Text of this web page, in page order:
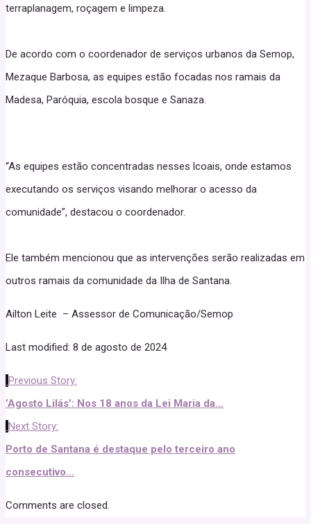
terraplanagem, roçagem e limpeza.
De acordo com o coordenador de serviços urbanos da Semop,
Mezaque Barbosa, as equipes estão focadas nos ramais da
Madesa, Paróquia, escola bosque e Sanaza.
“As equipes estão concentradas nesses lcoais, onde estamos
executando os serviços visando melhorar o acesso da
comunidade”, destacou o coordenador.
Ele também mencionou que as intervenções serão realizadas em
outros ramais da comunidade da Ilha de Santana.
Ailton Leite – Assessor de Comunicação/Semop
Last modified: 8 de agosto de 2024
Previous Story:
’Agosto Lilás’: Nos 18 anos da Lei Maria da...
Next Story:
Porto de Santana é destaque pelo terceiro ano
consecutivo...
Comments are closed.